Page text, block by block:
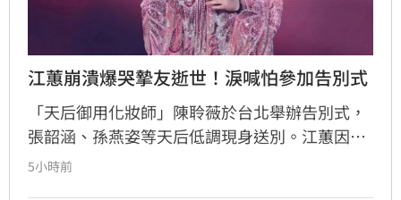
江蕙崩潰爆哭摯友逝世！淚喊怕參加告別式
「天后御用化妝師」陳聆薇於台北舉辦告別式，
張韶涵、孫燕姿等天后低調現身送別。江蕙因人
在國外無法出席，委託經紀人代為致意。江蕙經
5小時前